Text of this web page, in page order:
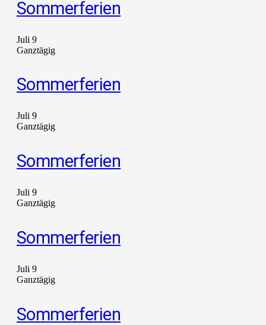
Sommerferien
Juli 9
Ganztägig
Sommerferien
Juli 9
Ganztägig
Sommerferien
Juli 9
Ganztägig
Sommerferien
Juli 9
Ganztägig
Sommerferien